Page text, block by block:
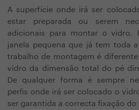
A superfície onde irá ser
estar preparada ou serem
adicionais para montar o vidro.
janela pequena que já tem toda
trabalho de montagem é
vidro da dimensão total do pé
De qualquer forma é sempre
perfis onde irá ser colocado o
ser garantida a correcta fixação do